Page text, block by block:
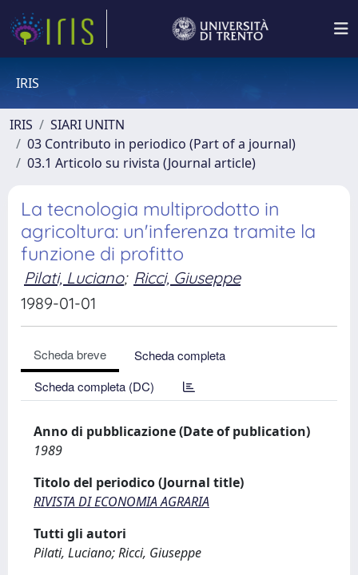
IRIS
IRIS
SIARI UNITN
03 Contributo in periodico (Part of a journal)
03.1 Articolo su rivista (Journal article)
La tecnologia multiprodotto in
agricoltura: un'inferenza tramite la
funzione di profitto
Pilati, Luciano; Ricci, Giuseppe
1989-01-01
Scheda breve
Scheda completa
Scheda completa (DC)
Anno di pubblicazione (Date of publication)
1989
Titolo del periodico (Journal title)
RIVISTA DI ECONOMIA AGRARIA
Tutti gli autori
Pilati, Luciano; Ricci, Giuseppe